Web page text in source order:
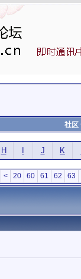
社区
H J K
< 20 60 61 62 63